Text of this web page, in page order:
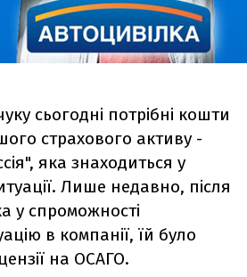
сьогодні потрібні кошти
страхового активу -
яка знаходиться у
Лише недавно, після
у спроможності
в компанії, їй було
на ОСАГО.